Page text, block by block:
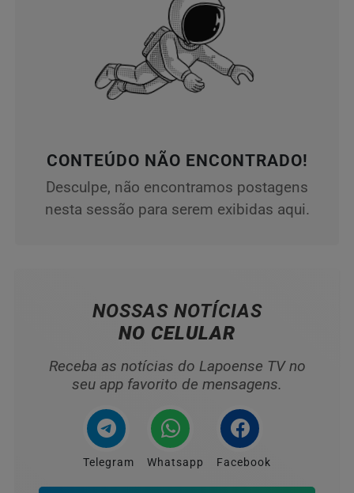
CONTEÚDO NÃO ENCONTRADO!
Desculpe, não encontramos postagens
nesta sessão para serem exibidas aqui.
NOSSAS NOTÍCIAS
NO CELULAR
Receba as notícias do Lapoense TV no
seu app favorito de mensagens.
Telegram Whatsapp Facebook